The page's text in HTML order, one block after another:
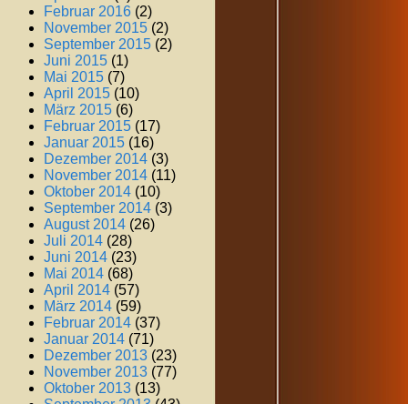
Februar 2016 (2)
November 2015 (2)
September 2015 (2)
Juni 2015 (1)
Mai 2015 (7)
April 2015 (10)
März 2015 (6)
Februar 2015 (17)
Januar 2015 (16)
Dezember 2014 (3)
November 2014 (11)
Oktober 2014 (10)
September 2014 (3)
August 2014 (26)
Juli 2014 (28)
Juni 2014 (23)
Mai 2014 (68)
April 2014 (57)
März 2014 (59)
Februar 2014 (37)
Januar 2014 (71)
Dezember 2013 (23)
November 2013 (77)
Oktober 2013 (13)